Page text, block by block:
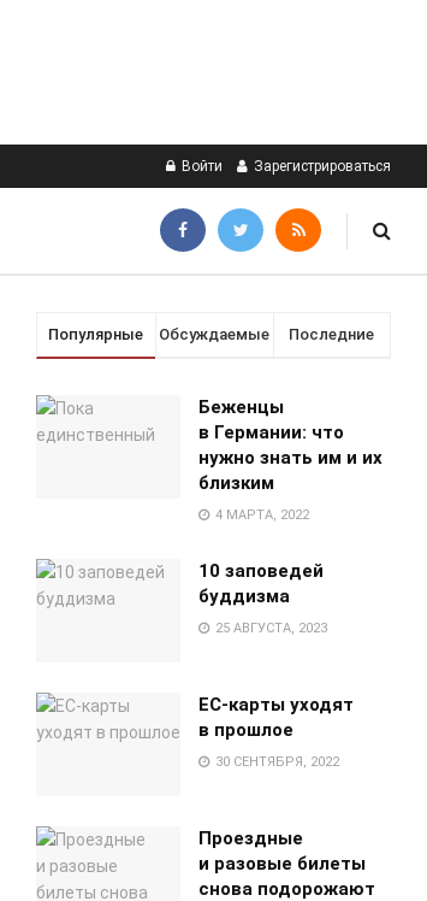
Войти Зарегистрироваться
Популярные Обсуждаемые Последние
Беженцы
в Германии: что
нужно знать им и их
близким
4 МАРТА, 2022
10 заповедей
буддизма
25 АВГУСТА, 2023
EC-карты уходят
в прошлое
30 СЕНТЯБРЯ, 2022
Проездные
и разовые билеты
снова подорожают